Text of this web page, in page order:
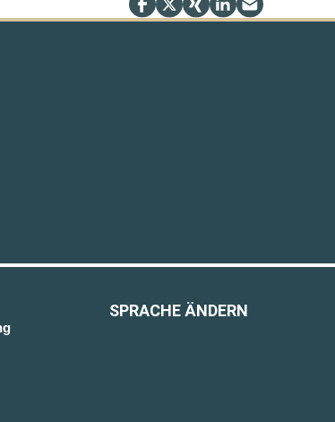
SPRACHE ÄNDERN